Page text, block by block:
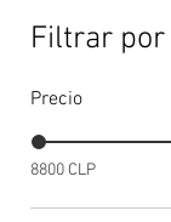
Filtrar por
Precio
8800 CLP